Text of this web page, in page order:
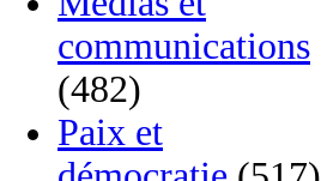
communications
(482)
Paix et